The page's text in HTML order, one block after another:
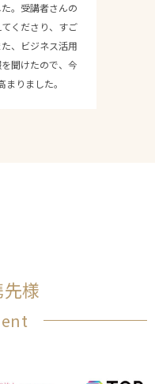
。受講者さんの
くださり、すご
、ビジネス活用
聞けたので、今
りました。
様